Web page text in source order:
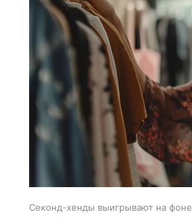
Секонд-хенды выигрывают на